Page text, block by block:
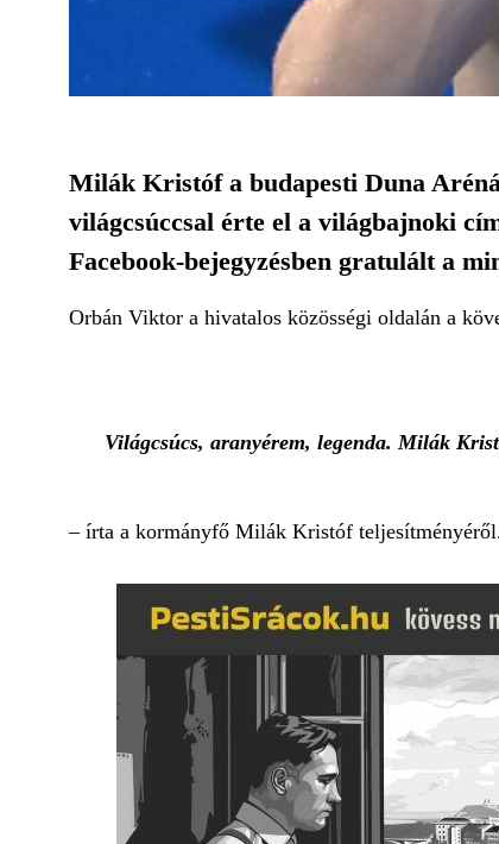
Milák Kristóf a budapesti Duna
világcsúccsal érte el a világbajnoki
Facebook-bejegyzésben gratulált a
Orbán Viktor a hivatalos közösségi oldalán a
Világcsúcs, aranyérem, legenda. Milák
– írta a kormányfő Milák Kristóf